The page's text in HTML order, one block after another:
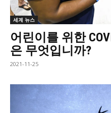
세계 뉴스
어린이를 위한
은 무엇입니까?
2021-11-25